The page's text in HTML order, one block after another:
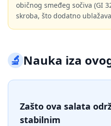
običnog smeđeg sočiva (GI
skroba, što dodatno
🔬Nauka iza
Zašto ova salata
stabilnim